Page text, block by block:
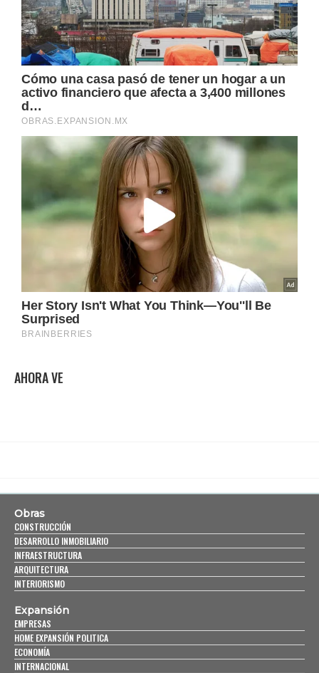
AHORA VE
Obras
CONSTRUCCIÓN
DESARROLLO INMOBILIARIO
INFRAESTRUCTURA
ARQUITECTURA
INTERIORISMO
Expansión
EMPRESAS
HOME EXPANSIÓN POLITICA
ECONOMÍA
INTERNACIONAL